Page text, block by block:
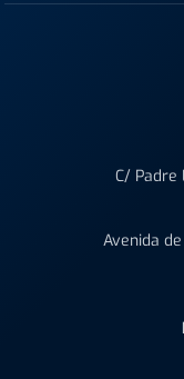
C/ Padre
Avenida